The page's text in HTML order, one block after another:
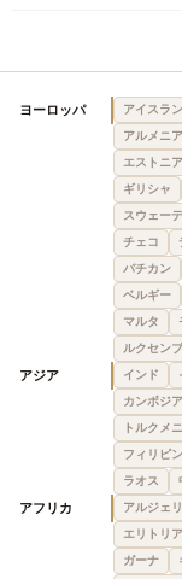
ヨーロッパ アイスラ
アルメニア
エストニア
ギリシャ
スウェー
チェコ
バチカン
ベルギー
マルタ
ルクセン
アジア インド
カンボジア
トルクメ
フィリピン
ラオス
アフリカ アルジェ
エリトリア
ガーナ